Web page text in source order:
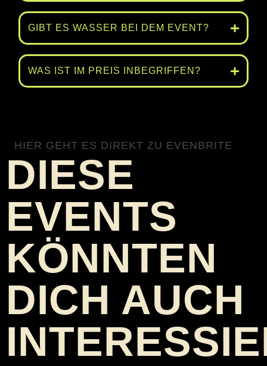
GIBT ES WASSER BEI DEM EVENT?
WAS IST IM PREIS INBEGRIFFEN?
HIER GEHT ES DIREKT ZU EVENBRITE
DIESE
EVENTS
KÖNNTEN
DICH AUCH